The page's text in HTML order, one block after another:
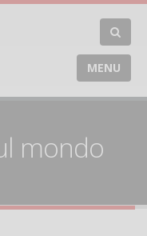
MENU
mondo